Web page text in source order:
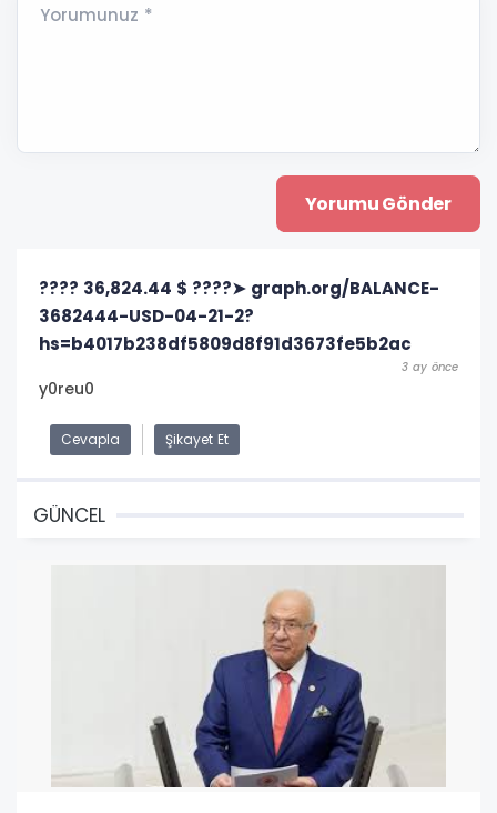
Yorumunuz *
???? 36,824.44 $ ????➤ graph.org/BALANCE-
3682444-USD-04-21-2?
hs=b4017b238df5809d8f91d3673fe5b2ac
3 ay önce
y0reu0
Cevapla Şikayet Et
GÜNCEL